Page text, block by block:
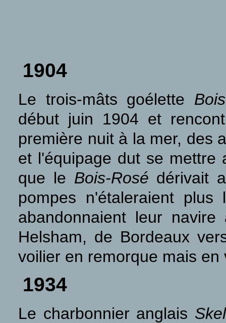
1904
Le trois-mâts goélette
début juin 1904 et
première nuit à la mer, des
et l'équipage dut se mettre
que le Bois-Rosé dérivait
pompes n'étaleraient
abandonnaient leur
Helsham, de Bordeaux
voilier en remorque mais
1934
Le charbonnier anglais